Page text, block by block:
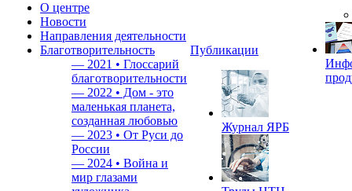
О центре
Новости
Направления деятельности
Благотворительность
— 2021 • Глоссарий
благотворительности
— 2022 • Дом - это
маленькая планета,
созданная любовью
— 2023 • От Руси до
России
— 2024 • Война и
мир глазами
Публикации
Журнал ЯРБ